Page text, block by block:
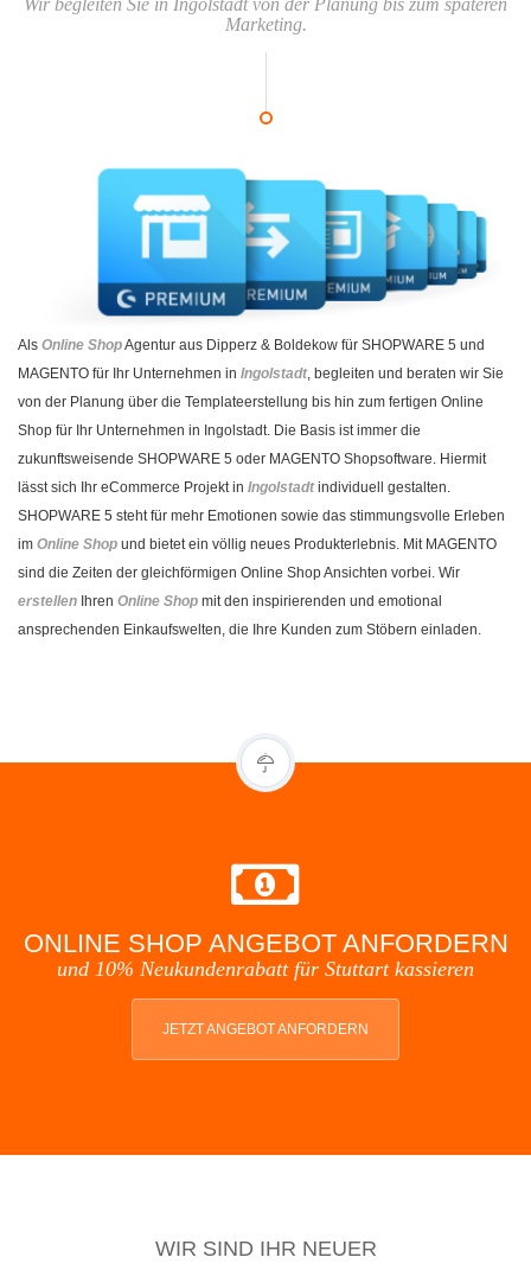
Wir begleiten Sie in Ingolstadt von der Planung bis zum späteren
Marketing.
Als Online ShopAgentur aus Dipperz & Boldekow für SHOPWARE 5 und
MAGENTO für Ihr Unternehmen in Ingolstadt, begleiten und beraten wir Sie
von der Planung über die Templateerstellung bis hin zum fertigen Online
Shop für Ihr Unternehmen in Ingolstadt. Die Basis ist immer die
zukunftsweisende SHOPWARE 5 oder MAGENTO Shopsoftware. Hiermit
lässt sich Ihr eCommerce Projekt in Ingolstadtindividuell gestalten.
SHOPWARE 5 steht für mehr Emotionen sowie das stimmungsvolle Erleben
im Online Shop und bietet ein völlig neues Produkterlebnis. Mit MAGENTO
sind die Zeiten der gleichförmigen Online Shop Ansichten vorbei. Wir
erstellen Ihren Online Shop mit den inspirierenden und emotional
ansprechenden Einkaufswelten, die Ihre Kunden zum Stöbern einladen.
ONLINE SHOP ANGEBOT ANFORDERN
und 10% Neukundenrabatt für Stuttart kassieren
JETZT ANGEBOT ANFORDERN
WIR SIND IHR NEUER